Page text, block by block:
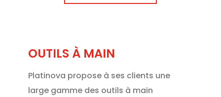
OUTILS À MAIN
Platinova propose à ses clients une
large gamme des outils à main